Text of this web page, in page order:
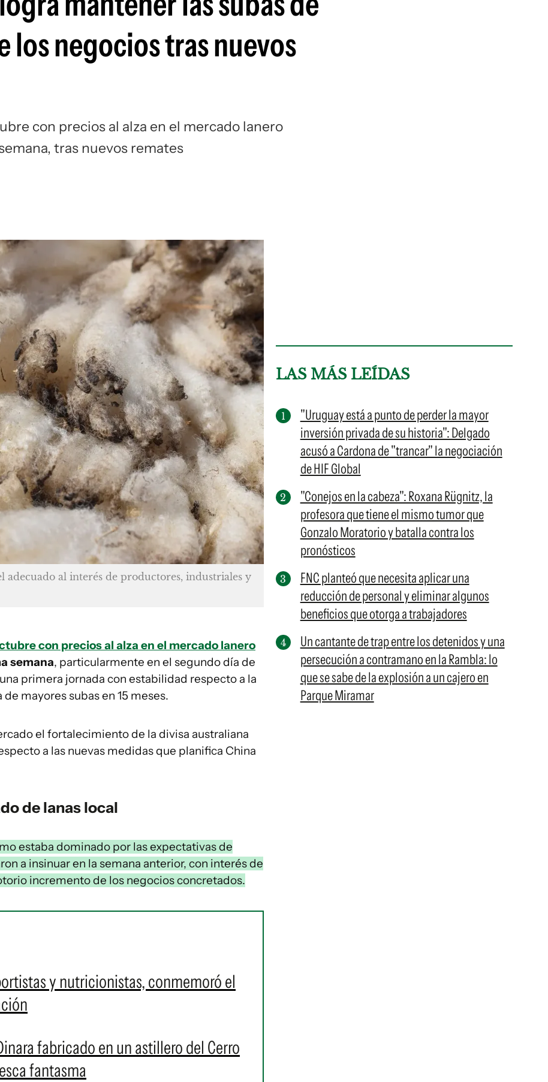
los negocios tras nuevos
con precios al alza en el mercado lanero
tras nuevos remates
al interés de productores, industriales y
con precios al alza en el mercado lanero
semana, particularmente en el segundo día de
primera jornada con estabilidad respecto a la
mayores subas en 15 meses.
el fortalecimiento de la divisa australiana
a las nuevas medidas que planifica China
de lanas local
estaba dominado por las expectativas de
a insinuar en la semana anterior, con interés de
incremento de los negocios concretados.
y nutricionistas, conmemoró el
fabricado en un astillero del Cerro
fantasma
LAS MÁS LEÍDAS
"Uruguay está a punto de perder la mayor
inversión privada de su historia": Delgado
acusó a Cardona de "trancar" la negociación
de HIF Global
"Conejos en la cabeza": Roxana Rügnitz, la
profesora que tiene el mismo tumor que
Gonzalo Moratorio y batalla contra los
pronósticos
FNC planteó que necesita aplicar una
reducción de personal y eliminar algunos
beneficios que otorga a trabajadores
Un cantante de trap entre los detenidos y una
persecución a contramano en la Rambla: lo
que se sabe de la explosión a un cajero en
Parque Miramar